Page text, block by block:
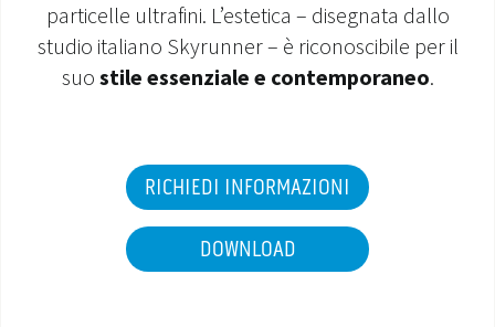
MONDO OS
INCENTIVI E DETRAZIONI
CENTRI ASSISTENZA E RICAMBI
particelle ultrafini. L’estetica – disegnata dallo
studio italiano Skyrunner – è riconoscibile per il
suo stile essenziale e contemporaneo.
RICHIEDI INFORMAZIONI
DOWNLOAD